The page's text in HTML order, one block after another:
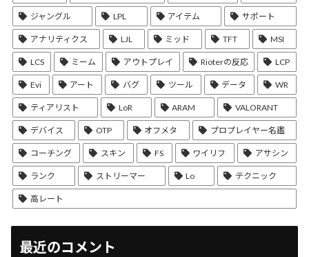
ジャングル LPL アイテム サポート
アナリティクス LJL ミッド TFT MSI
LCS ミーム アウトプレイ Rioterの反応 LCP
Evi アート バグ ツール データ WR
ティアリスト LoR ARAM VALORANT
デバイス OTP オフメタ プロプレイヤー名鑑
コーチング スキン FS ワイリフ アサシン
ランク ストリーマー Lo テクニック
高レート
最近のコメント